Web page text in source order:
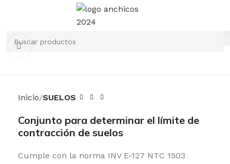
Clic para ampliar
Inicio SUELOS
Conjunto para determinar el límite de
contracción de suelos
Cumple con la norma INV E-127 NTC 1503